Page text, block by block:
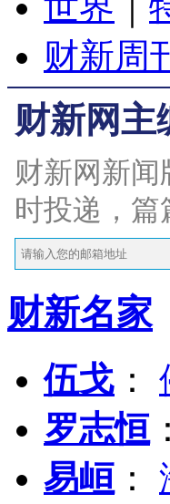
财新周
财新网主
财新网新
时投递，
财新名家
伍戈 ：
罗志恒
易峘 ：